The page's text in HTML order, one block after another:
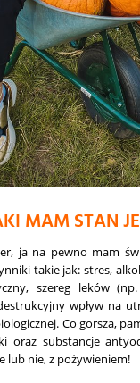
MAM STAN
ja na pewno mam
takie jak: stres,
szereg leków
wpływ na
Co gorsza,
oraz substancje
lub nie, z pożywieniem!